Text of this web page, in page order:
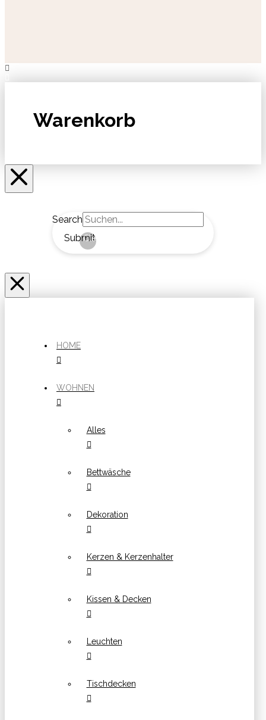
Warenkorb
Search
Submit
Clear
HOME
WOHNEN
Alles
Bettwäsche
Dekoration
Kerzen & Kerzenhalter
Kissen & Decken
Leuchten
Tischdecken